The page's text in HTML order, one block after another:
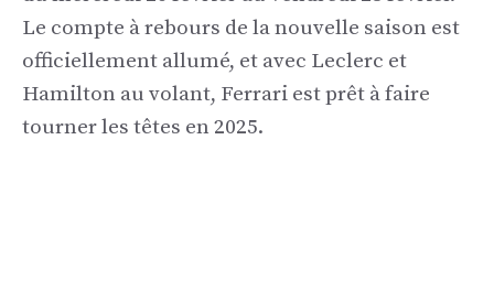
Le compte à rebours de la nouvelle saison est
officiellement allumé, et avec Leclerc et
Hamilton au volant, Ferrari est prêt à faire
tourner les têtes en 2025.